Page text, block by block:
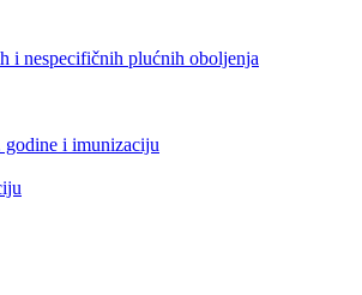
i nespecifičnih plućnih oboljenja
godine i imunizaciju